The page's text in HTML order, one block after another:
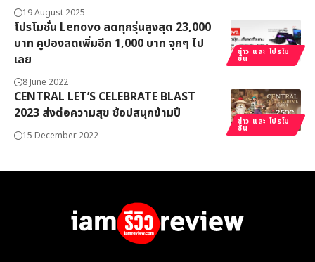
19 August 2025
ข่าว และ โปรโม
ชั่น
โปรโมชั่น Lenovo ลดทุกรุ่นสูงสุด 23,000
บาท คูปองลดเพิ่มอีก 1,000 บาท จุกๆ ไป
เลย
8 June 2022
ข่าว และ โปรโม
ชั่น
CENTRAL LET’S CELEBRATE BLAST
2023 ส่งต่อความสุข ช้อปสนุกข้ามปี
15 December 2022